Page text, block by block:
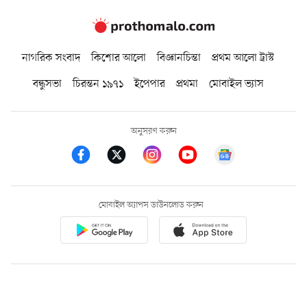
নাগরিক সংবাদ কিশোর আলো বিজ্ঞানচিন্তা
প্রথম আলো ট্রাস্ট
বন্ধুসভা
চিরন্তন ১৯৭১ ইপেপার প্রথমা মোবাইল ভ্যাস
অনুসরণ করুন
মোবাইল অ্যাপস ডাউনলোড করুন